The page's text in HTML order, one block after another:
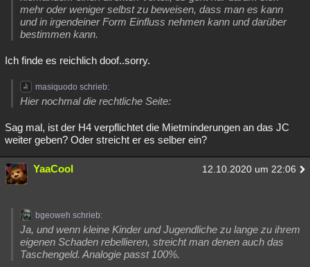
mehr oder weniger selbst zu beweisen, dass man es kann
und in irgendeiner Form Einfluss nehmen kann und darüber
bestimmen kann.
Ich finde es reichlich doof..sorry.
masiquodo schrieb:
Hier nochmal die rechtliche Seite:
Sag mal, ist der H4 verpflichtet die Mietminderungen an das JC
weiter geben? Oder streicht er es selber ein?
YaaCool 12.10.2020 um 22:06
bgeoweh schrieb:
Ja, und wenn kleine Kinder und Jugendliche zu lange zu ihrem
eigenen Schaden rebellieren, streicht man denen auch das
Taschengeld. Analogie passt 100%.